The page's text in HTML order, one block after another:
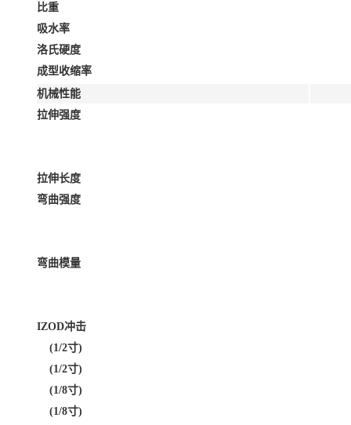
比重
吸水率
洛氏硬度
成型收缩率
机械性能
拉伸强度
拉伸长度
弯曲强度
弯曲模量
IZOD冲击
(1/2寸)
(1/2寸)
(1/8寸)
(1/8寸)